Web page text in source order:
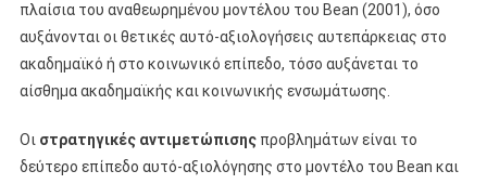
πλαίσια του αναθεωρημένου μοντέλου του Bean (2001), όσο
αυξάνονται οι θετικές αυτό-αξιολογήσεις αυτεπάρκειας στο
ακαδημαϊκό ή στο κοινωνικό επίπεδο, τόσο αυξάνεται το
αίσθημα ακαδημαϊκής και κοινωνικής ενσωμάτωσης.
Οι στρατηγικές αντιμετώπισης προβλημάτων είναι το
δεύτερο επίπεδο αυτό-αξιολόγησης στο μοντέλο του Bean και